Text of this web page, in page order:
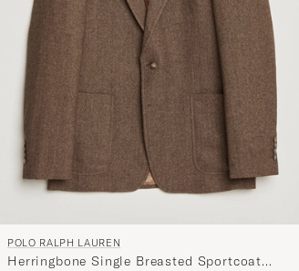
POLO RALPH LAUREN
Herringbone Single Breasted Sportcoat